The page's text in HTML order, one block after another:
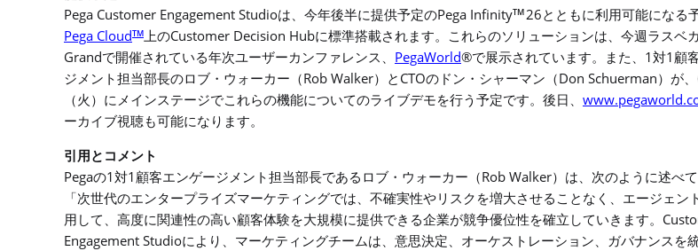
Pega Customer Engagement Studioは、今年後半に提供予定のPega InfinityTM 26とともに利用可能になる
Pega CloudTM 上のCustomer Decision Hubに標準搭載されます。これらのソリューションは、今週ラスベ
Grandで開催されている年次ユーザーカンファレンス、 PegaWorld®で展示されています。また、 1対1 顧
ジメント担当部長のロブ・ウォーカー（Rob Walker）と CTOのドン・シャーマン（Don Schuerman）が、
（火）にメインステージでこれらの機能についてのライブデモを行う予定です。後日、
ーカイブ視聴も可能になります。
引用とコメント
Pegaの1対1 顧客エンゲージメント担当部長であるロブ・ウォーカー （Rob Walker） は、次のように述べて
「次世代のエンタープライズマーケティングでは、不確実性やリスクを増大させることなく、エージェン
用して、高度に関連性の高い顧客体験を大規模に提供できる企業が競争優位性を確立していきます。
Engagement Studioにより、マーケティングチームは、意思決定、オーケストレーション、ガバナンスを統